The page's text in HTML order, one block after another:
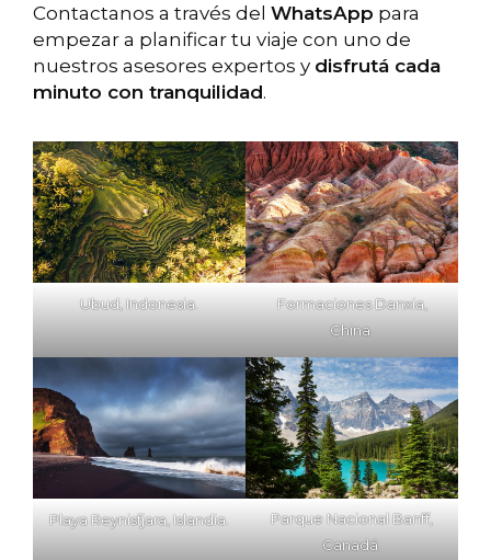
Contactanos a través del WhatsApp para
empezar a planificar tu viaje con uno de
nuestros asesores expertos y disfrutá cada
minuto con tranquilidad.
Ubud, Indonesia.
Formaciones Danxia,
China.
Playa Reynisfjara, Islandia.
Parque Nacional Banff,
Canadá.